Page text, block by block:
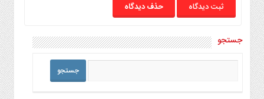
حذف دیدگاه
جستجو